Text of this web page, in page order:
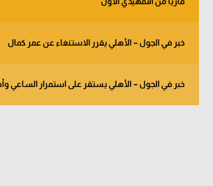
خبر في الجول – الأهلي يقرر الاستنغاء عن عمر كمال
خبر في الجول – الأهلي يستقر على استمرار الساعي